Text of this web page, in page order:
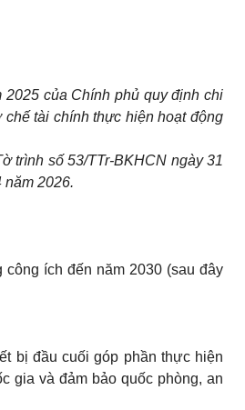
của Chính phủ quy định chi
tài chính thực hiện hoạt động
trình số 53/TTr-BKHCN ngày 31
năm 2026.
ích đến năm 2030 (sau đây
bị đầu cuối góp phần thực hiện
gia và đảm bảo quốc phòng, an